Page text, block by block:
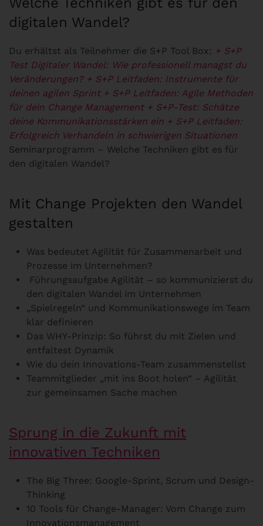
digitalen Wandel?
Du erhältst als Teilnehmer die S+P Tool Box: + S+P
Test Digitaler Wandel: Wie professionell managst du
Veränderungen? + S+P Leitfaden: Instrumente für
deinen agilen Sprint + S+P Leitfaden: Agile Methoden
für dein Change Management + S+P-Test: Schätze
deine Kommunikationsstärken ein + S+P Leitfaden:
Erfolgreich Verhandeln in schwierigen Situationen
Seminarprogramm – Welche Techniken gibt es für
den digitalen Wandel?
Mit Change Projekten den Wandel
gestalten
Was bedeutet Agilität für Zusammenarbeit und
Prozesse im Unternehmen?
Führungsaufgabe Agilität – so kommunizierst du
den digitalen Wandel im Unternehmen
„Spielregeln“ und Kommunikationswege im Team
klar definieren
Das WHY-Prinzip: So führst du mit Zielen und
entfaltest Dynamik
Wie du dein Innovations-Team zusammenstellst
Teammitglieder „mit ins Boot holen“ – Agilität
zur gemeinsamen Sache machen
Sprung in die Zukunft mit
innovativen Techniken
The Big Three: Google-Sprint, Scrum und Design-
Thinking
10 Tools für Change-Manager: Vom Change zum
Innovationsmanagement